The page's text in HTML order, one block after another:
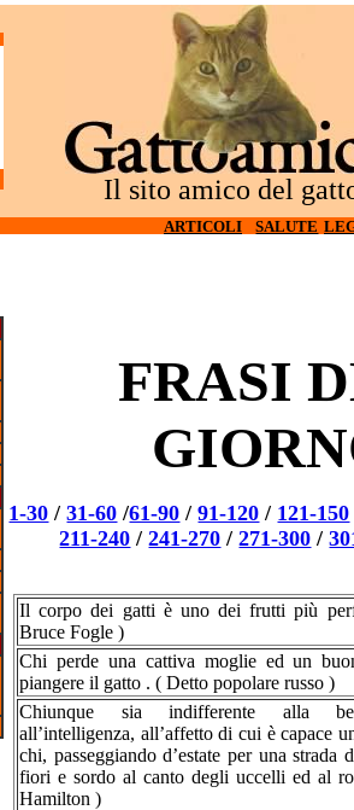
FRASI
Il corpo dei gatti è uno dei frutti più
Bruce Fogle )
Chi perde una cattiva moglie ed un
piangere il gatto . ( Detto popolare russo )
Chiunque sia indifferente alla
all’intelligenza, all’affetto di cui è capace
chi, passeggiando d’estate per una strada
fiori e sordo al canto degli uccelli ed al
Hamilton )
1-30 / 31-60 /61-90 /91-120 / 121-150
211-240 /241-270 /271-300 /
ARTICOLI SALUTE
Il sito amico del
ARTICOLI SALUTE